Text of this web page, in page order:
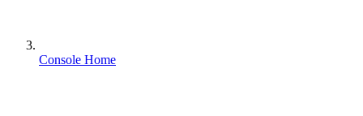
Console Home